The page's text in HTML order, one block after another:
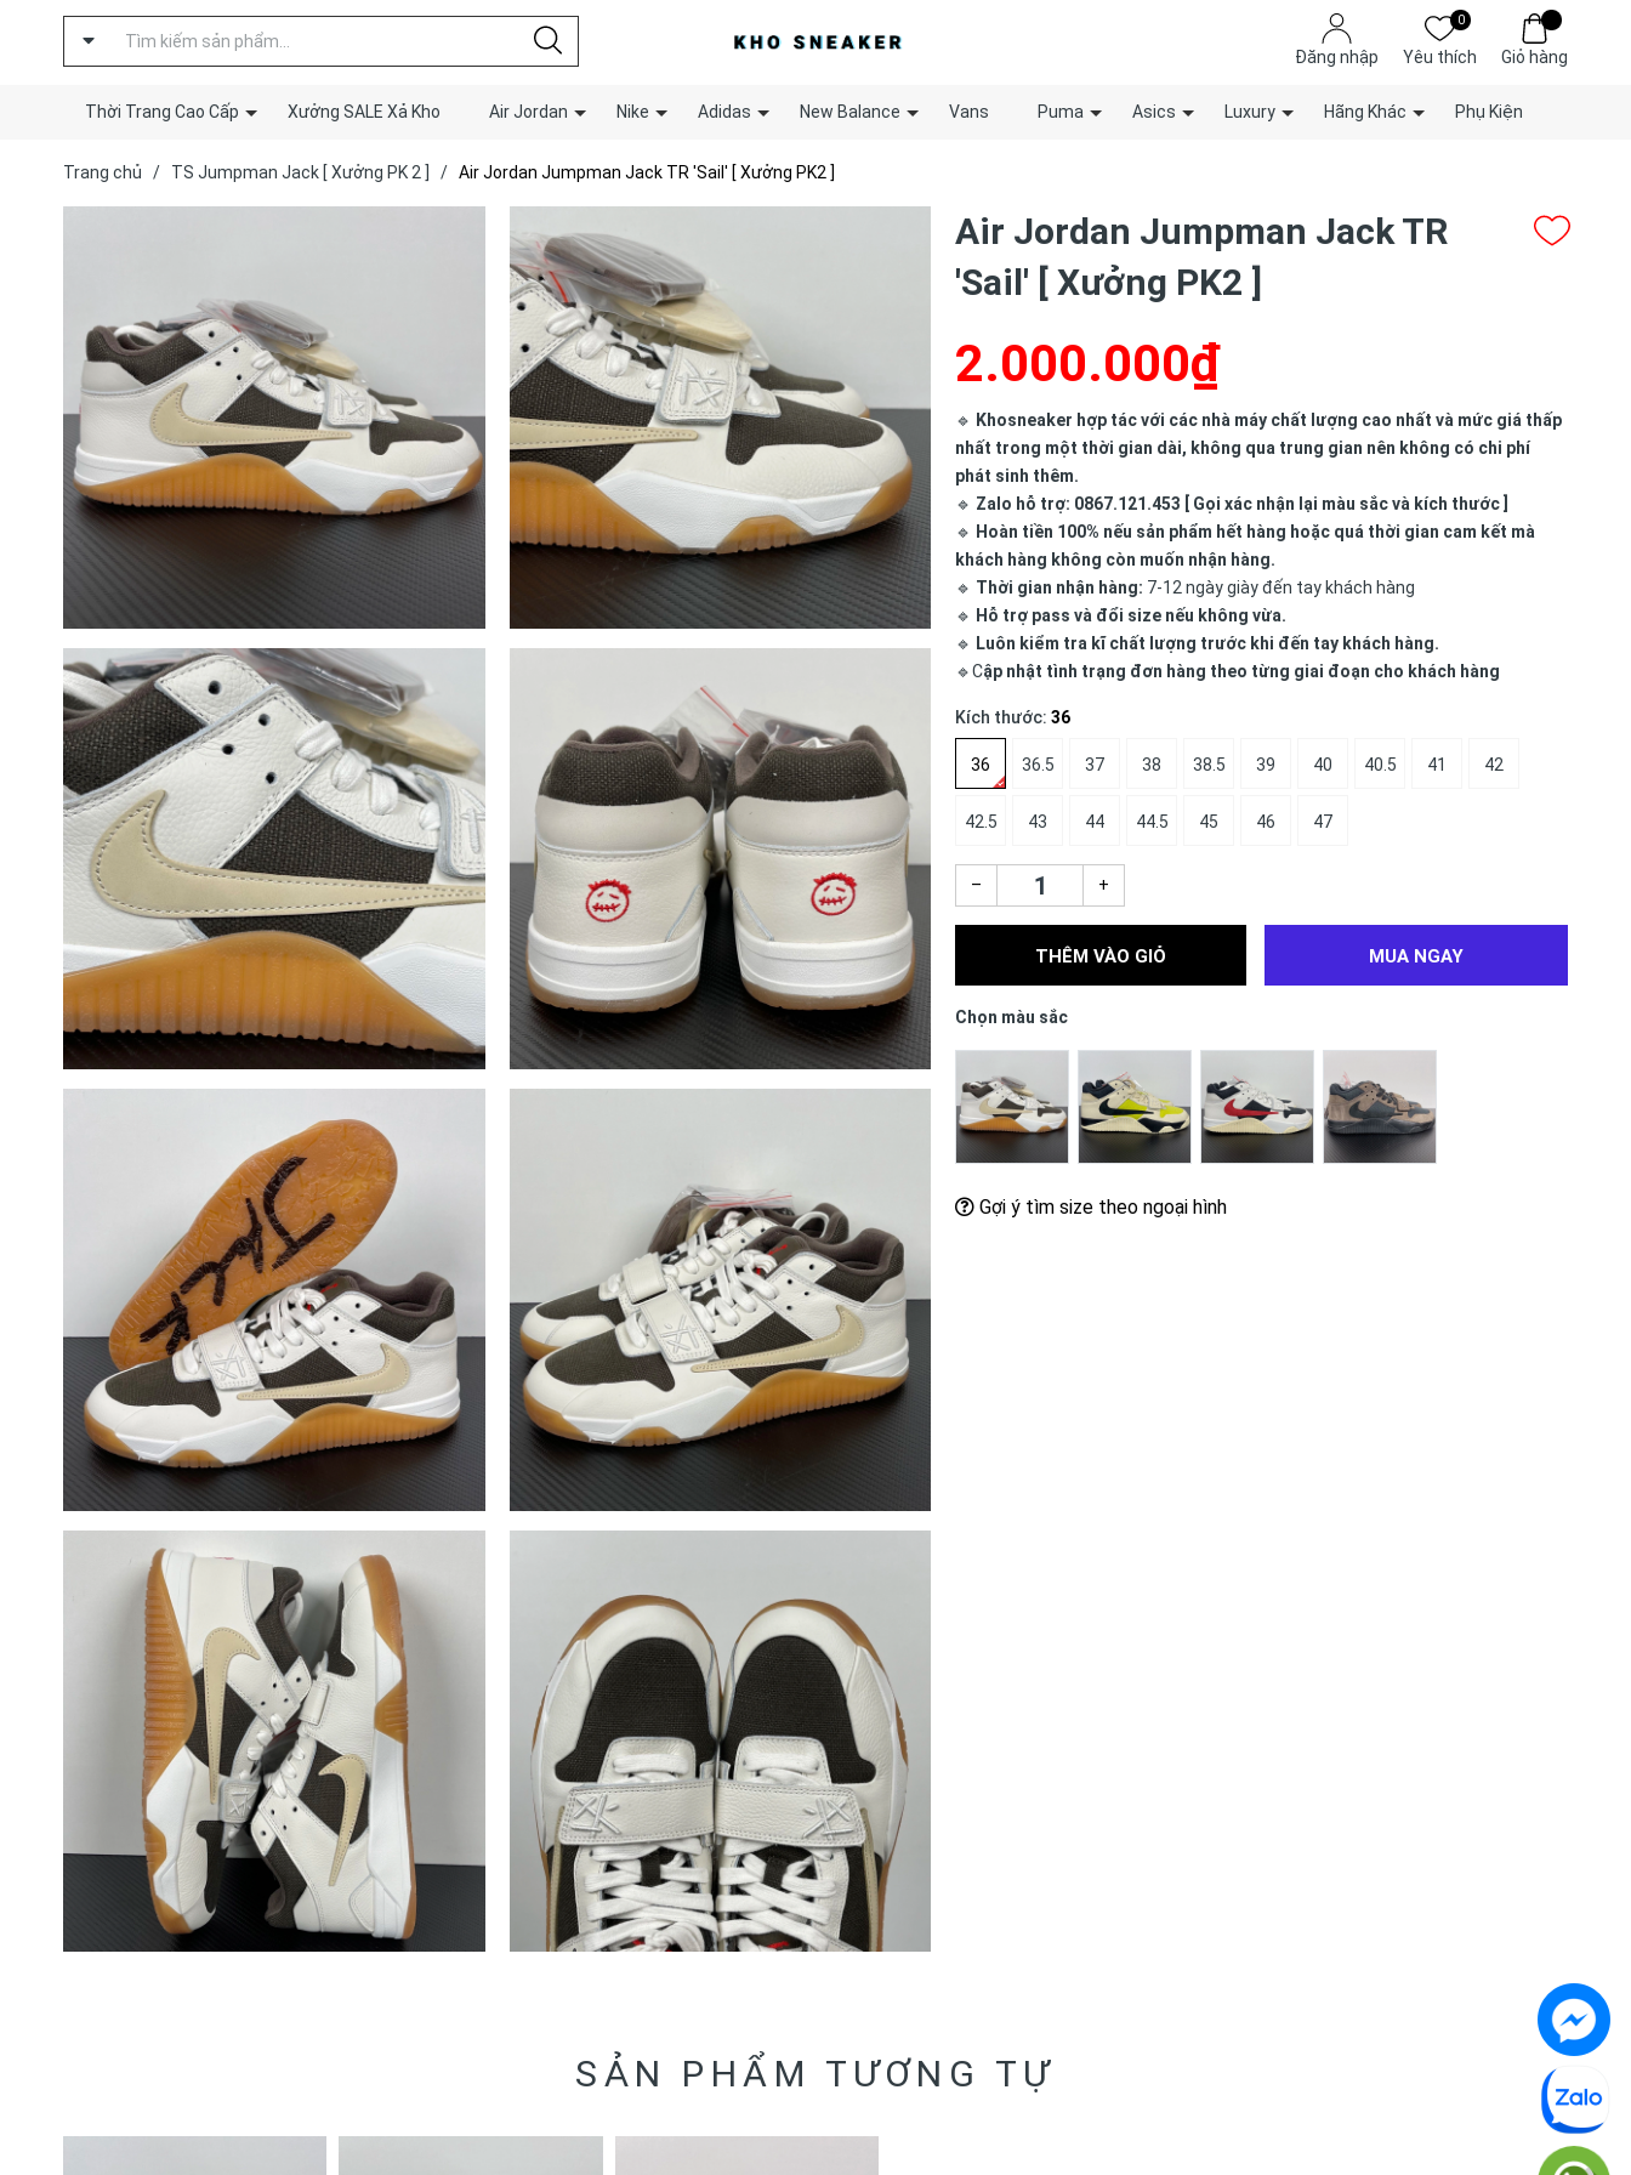
Đăng nhập
0
Yêu thích Giỏ hàng
Thời Trang Cao Cấp Xưởng SALE Xả Kho Air Jordan Nike Adidas New Balance Vans Puma Asics Luxury Hãng Khác Phụ Kiện
Trang chủ / TS Jumpman Jack [ Xưởng PK 2 ] / Air Jordan Jumpman Jack TR 'Sail' [ Xưởng PK2 ]
Air Jordan Jumpman Jack TR
'Sail' [ Xưởng PK2 ]
2.000.000₫
🔹 Khosneaker hợp tác với các nhà máy chất lượng cao nhất và mức giá thấp
nhất trong một thời gian dài, không qua trung gian nên không có chi phí
phát sinh thêm.
🔹 Zalo hỗ trợ: 0867.121.453 [ Gọi xác nhận lại màu sắc và kích thước ]
🔹 Hoàn tiền 100% nếu sản phẩm hết hàng hoặc quá thời gian cam kết mà
khách hàng không còn muốn nhận hàng.
🔹 Thời gian nhận hàng: 7-12 ngày giày đến tay khách hàng
🔹 Hỗ trợ pass và đổi size nếu không vừa.
🔹 Luôn kiểm tra kĩ chất lượng trước khi đến tay khách hàng.
🔹Cập nhật tình trạng đơn hàng theo từng giai đoạn cho khách hàng
Kích thước: 36
36 36.5 37 38 38.5 39 40 40.5 41 42
42.5 43 44 44.5 45 46 47
– +
THÊM VÀO GIỎ MUA NGAY
Chọn màu sắc
Gợi ý tìm size theo ngoại hình
SẢN PHẨM TƯƠNG TỰ